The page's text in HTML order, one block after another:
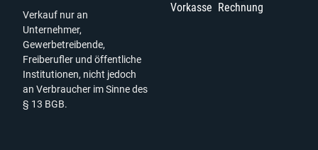
Verkauf nur an
Unternehmer,
Gewerbetreibende,
Freiberufler und öffentliche
Institutionen, nicht jedoch
an Verbraucher im Sinne des
§ 13 BGB.
Vorkasse Rechnung